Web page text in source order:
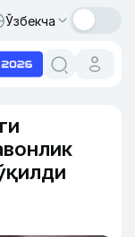
Ўзбекча